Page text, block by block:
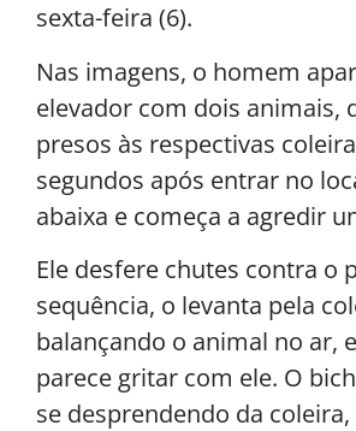
sexta-feira (6).
Nas imagens, o homem
elevador com dois animais,
presos às respectivas
segundos após entrar no
abaixa e começa a agredir
Ele desfere chutes contra o
sequência, o levanta pela
balançando o animal no ar,
parece gritar com ele. O
se desprendendo da